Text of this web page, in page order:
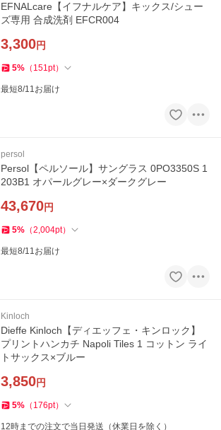
EFNALcare【イフナルケア】キックス/シュー
ズ専用 合成洗剤 EFCR004
3,300円
5% （ 151pt）
最短8/11お届け
persol
Persol【ペルソール】サングラス 0PO3350S 1
203B1 オパールグレー×ダークグレー
43,670円
5% （2,004pt）
最短8/11お届け
Kinloch
Dieffe Kinloch【ディエッフェ・キンロック】
プリントハンカチ Napoli Tiles 1 コットン ライ
トサックス×ブルー
3,850円
5% （ 176pt）
12時までの注文で当日発送（休業日を除く）